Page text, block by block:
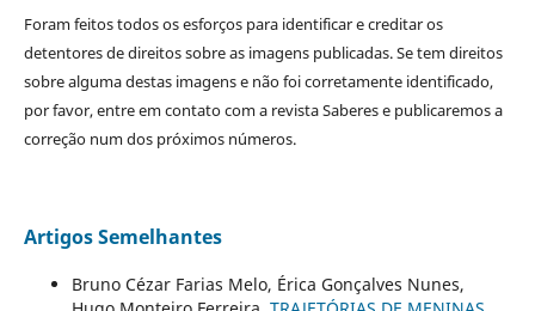
Foram feitos todos os esforços para identificar e creditar os
detentores de direitos sobre as imagens publicadas. Se tem direitos
sobre alguma destas imagens e não foi corretamente identificado,
por favor, entre em contato com a revista Saberes e publicaremos a
correção num dos próximos números.
Artigos Semelhantes
Bruno Cézar Farias Melo, Érica Gonçalves Nunes,